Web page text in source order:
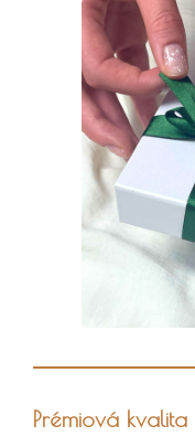
Prémiová